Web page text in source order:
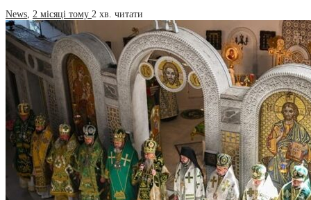
News 2 місяці тому 2 хв. читати